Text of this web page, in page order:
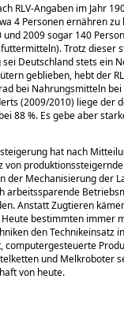
RLV-Angaben im Jahr
4 Personen ernähren zu
2009 sogar 140
Trotz dieser
Deutschland stets ein
geblieben, hebt der
bei Nahrungsmitteln bei
(2009/2010) liege der
88 %. Es gebe aber
hat nach
von
der Mechanisierung der
arbeitssparende
Anstatt Zugtieren
Heute bestimmten immer
den Technikeinsatz
computergesteuerte
und Melkroboter
von heute.